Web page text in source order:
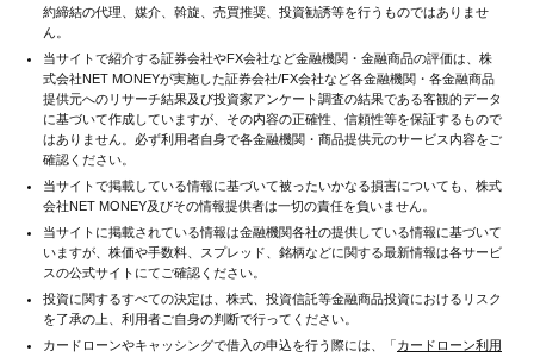
約締結の代理、媒介、斡旋、売買推奨、投資勧誘等を行うものではありませ
ん。
当サイトで紹介する証券会社やFX会社など金融機関・金融商品の評価は、株
式会社NET MONEYが実施した証券会社/FX会社など各金融機関・各金融商品
提供元へのリサーチ結果及び投資家アンケート調査の結果である客観的データ
に基づいて作成していますが、その内容の正確性、信頼性等を保証するもので
はありません。必ず利用者自身で各金融機関・商品提供元のサービス内容をご
確認ください。
当サイトで掲載している情報に基づいて被ったいかなる損害についても、株式
会社NET MONEY及びその情報提供者は一切の責任を負いません。
当サイトに掲載されている情報は金融機関各社の提供している情報に基づいて
いますが、株価や手数料、スプレッド、銘柄などに関する最新情報は各サービ
スの公式サイトにてご確認ください。
投資に関するすべての決定は、株式、投資信託等金融商品投資におけるリスク
を了承の上、利用者ご自身の判断で行ってください。
カードローンやキャッシングで借入の申込を行う際には、「カードローン利用